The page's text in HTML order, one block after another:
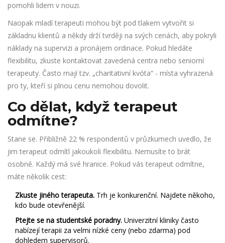
pomohli lidem v nouzi.
Naopak mladí terapeuti mohou být pod tlakem vytvořit si
základnu klientů a někdy drží tvrději na svých cenách, aby pokryli
náklady na supervizi a pronájem ordinace. Pokud hledáte
flexibilitu, zkuste kontaktovat zavedená centra nebo seniorní
terapeuty. Často mají tzv. „charitativní kvóta“ - místa vyhrazená
pro ty, kteří si plnou cenu nemohou dovolit.
Co dělat, když terapeut
odmítne?
Stane se. Přibližně 22 % respondentů v průzkumech uvedlo, že
jim terapeut odmítl jakoukoli flexibilitu. Nemusíte to brát
osobně. Každý má své hranice. Pokud vás terapeut odmítne,
máte několik cest:
Zkuste jiného terapeuta. Trh je konkurenční. Najdete někoho,
kdo bude otevřenější.
Ptejte se na studentské poradny. Univerzitní kliniky často
nabízejí terapii za velmi nízké ceny (nebo zdarma) pod
dohledem supervisorů.